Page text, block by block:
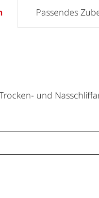
und
Passendes